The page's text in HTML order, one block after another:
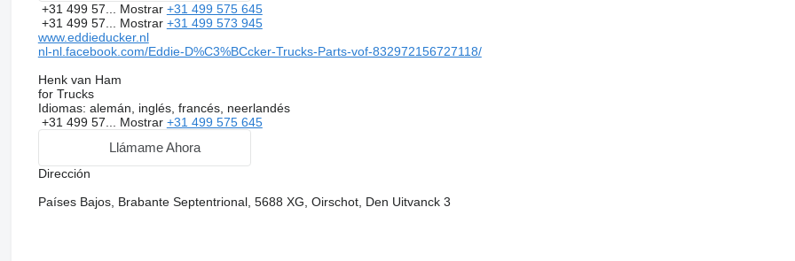
+31 499 57... Mostrar +31 499 575 645
+31 499 57... Mostrar +31 499 573 945
www.eddieducker.nl
nl-nl.facebook.com/Eddie-D%C3%BCcker-Trucks-Parts-vof-832972156727118/
Henk van Ham
for Trucks
Idiomas: alemán, inglés, francés, neerlandés
+31 499 57... Mostrar +31 499 575 645
Llámame Ahora
Dirección
Países Bajos, Brabante Septentrional, 5688 XG, Oirschot, Den Uitvanck 3